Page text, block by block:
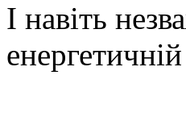
І навіть